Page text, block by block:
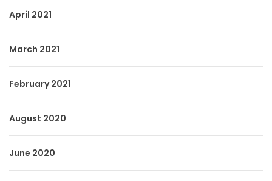
April 2021
March 2021
February 2021
August 2020
June 2020